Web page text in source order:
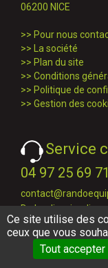
06200 NICE
>> Pour nous
>>
La société
>> Plan du site
>> Conditions
>> Politique de
>> Gestion des
Service
04 97 25 69 71
Du lundi au jeudi :
9h00/12h00 et
le vendredi :
9h00/12h00 et
Ce site utilise des
ceux que vous
Tout accepter